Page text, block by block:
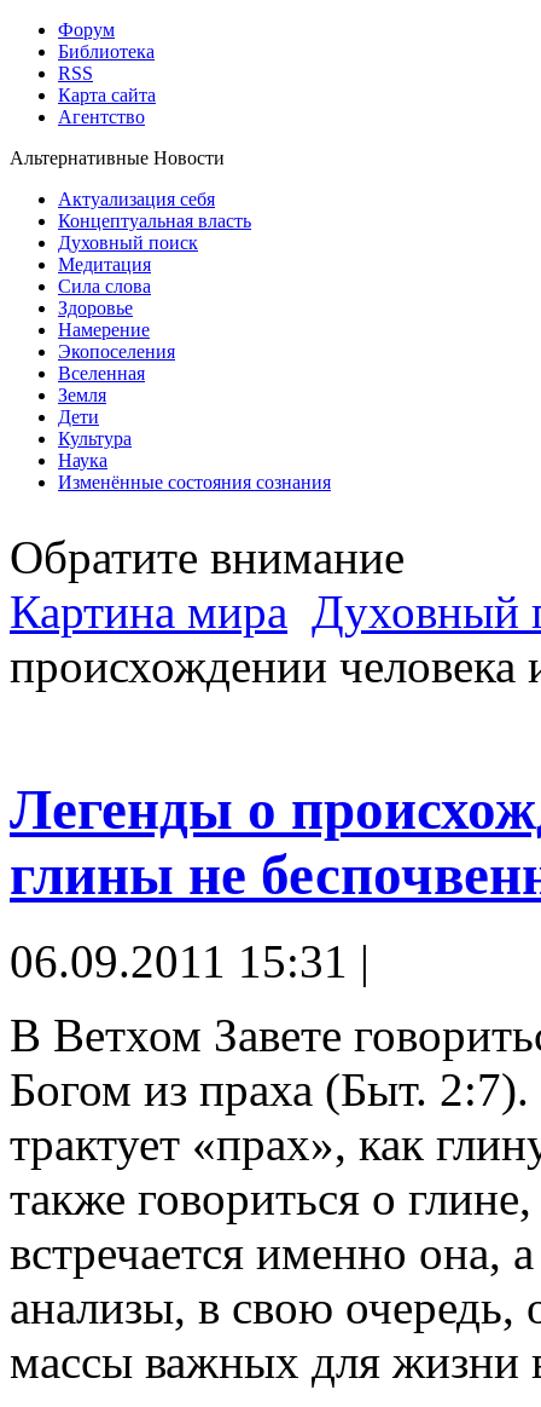
Форум
Библиотека
RSS
Карта сайта
Агентство
Альтернативные Новости
Актуализация себя
Концептуальная власть
Духовный поиск
Медитация
Сила слова
Здоровье
Намерение
Экопоселения
Вселенная
Земля
Дети
Культура
Наука
Изменённые состояния сознания
Обратите внимание
Картина мира Духовный
происхождении человека
Легенды о
глины не
06.09.2011 15:31 |
В Ветхом Завете
Богом из праха (Быт.
трактует «прах», как
также говориться о
встречается именно она,
анализы, в свою очередь,
массы важных для жизни